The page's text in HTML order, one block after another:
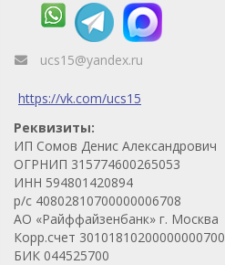
ucs15@yandex.ru
https://vk.com/ucs15
Реквизиты:
ИП Сомов Денис Александрович
ОГРНИП 315774600265053
ИНН 594801420894
р/с 40802810700000006708
АО «Райффайзенбанк» г. Москва
Корр.счет 30101810200000000700
БИК 044525700